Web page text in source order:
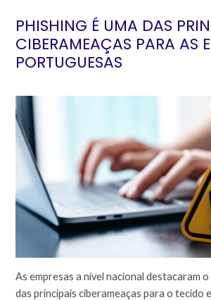
PHISHING É UMA DAS
CIBERAMEAÇAS PARA AS
PORTUGUESAS
As empresas a nível nacional destacaram o
das principais ciberameaças para o tecido